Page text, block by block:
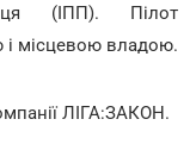
(ІПП). Пілот
і місцевою владою.
ЛІГА:ЗАКОН.